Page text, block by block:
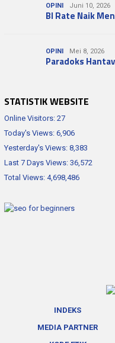
OPINI Juni 10, 2026
BI Rate Naik
OPINI Mei 8, 2026
Paradoks
STATISTIK WEBSITE
Online Visitors: 27
Today's Views: 6,906
Yesterday's Views: 8,383
Last 7 Days Views: 36,572
Total Views: 4,698,486
INDEKS
MEDIA PARTNER